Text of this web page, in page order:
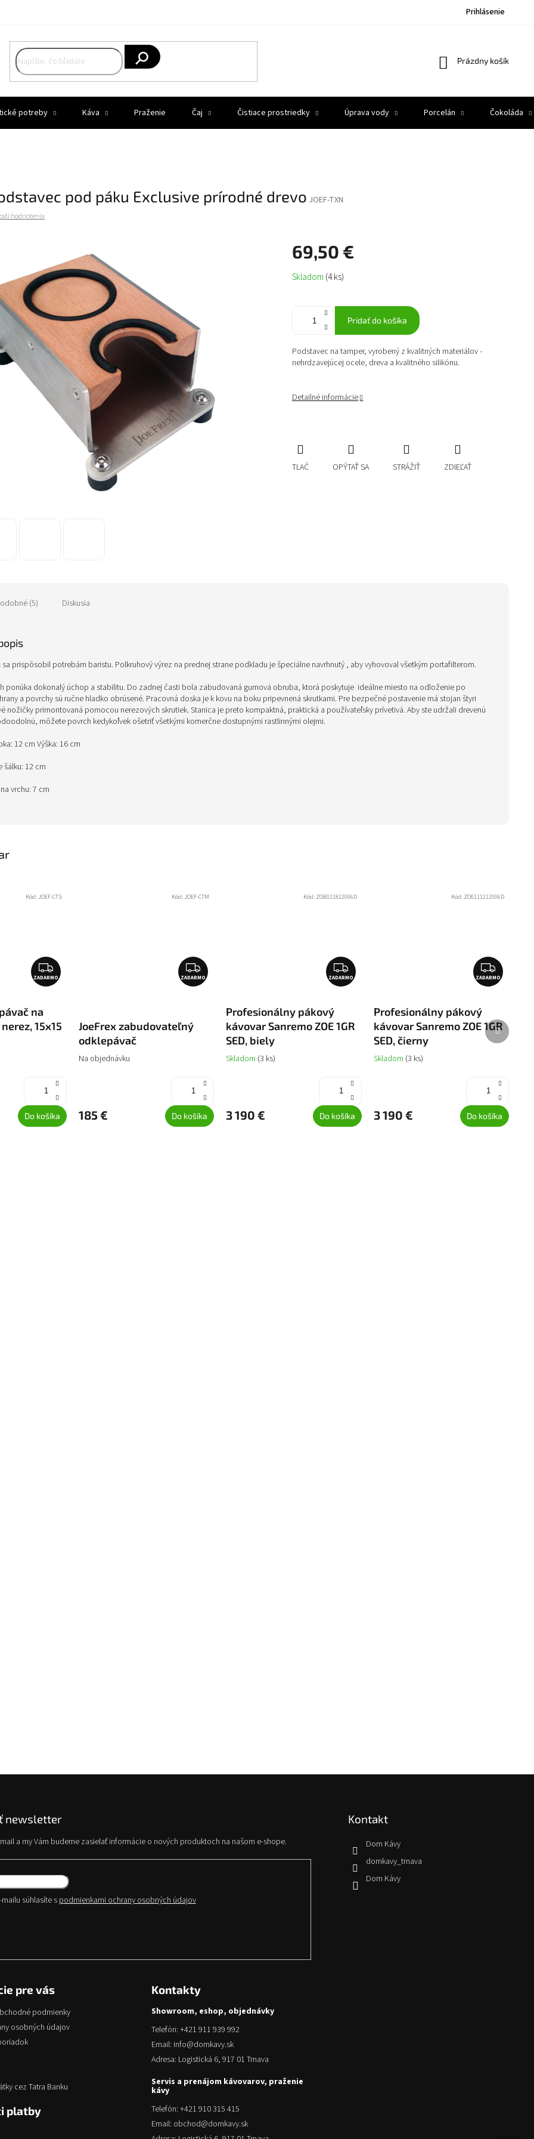
Prihlásenie
Hľadať
Nákupný
Prázdny košík
potreby Káva Praženie Čaj Čistiace prostriedky Úprava vody Porcelán Čokoláda
pod páku Exclusive prírodné drevo JOEF-TXN
hodnotenia
69,50 €
Jednotková
cena:
Skladom (4 ks)
Pridať do košíka
Podstavec na tamper, vyrobený z kvalitných materiálov -
nehrdzavejúcej ocele, dreva a kvalitného silikónu.
Detailné informácie
TLAČ OPÝTAŤ SA STRÁŽIŤ ZDIEĽAŤ
(5) Diskusia
prispôsobil potrebám baristu. Polkruhový výrez na prednej strane podkladu je špeciálne navrhnutý , aby vyhovoval všetkým portafilterom.
ponúka dokonalý úchop a stabilitu. Do zadnej časti bola zabudovaná gumová obruba, ktorá poskytuje ideálne miesto na odloženie po
a povrchy sú ručne hladko obrúsené. Pracovná doska je k kovu na boku pripevnená skrutkami. Pre bezpečné postavenie má stojan štyri
nožičky primontovaná pomocou nerezových skrutiek. Stanica je preto kompaktná, praktická a používateľsky prívetivá. Aby ste udržali drevenú
môžete povrch kedykoľvek ošetriť všetkými komerčne dostupnými rastlinnými olejmi.
12 cm Výška: 16 cm
šálku: 12 cm
vrchu: 7 cm
Z
A
R
ZADARMO
na
15x15
Do košíka
Kód:JOEF-CTS
Z
A
ZADARMO
JoeFrex zabudovateľný
odklepávač
Na objednávku
185 € Do košíka
Kód:JOEF-CTM
Z
A
R
ZADARMO
Profesionálny pákový
kávovar Sanremo ZOE 1GR
SED, biely
Skladom (3 ks)
3 190 € Do košíka
Kód: ZOB111812006D
Z
A
R
M
ZADARMO
Profesionálny pákový
kávovar Sanremo ZOE 1GR
SED, čierny
Skladom (3 ks)
3 190 € Do košíka
Kód: ZOE111212006D
Ďalší
produkt
newsletter
a my Vám budeme zasielať informácie o nových produktoch na našom e-shope.
súhlasíte spodmienkami ochrany osobných údajov
Kontakt
Dom Kávy
domkavy_trnava
Dom Kávy
pre vás
podmienky
osobných údajov
cez Tatra Banku
platby
Kontakty
Showroom, eshop, objednávky
Telefón: +421 911 939 992
Email: info@domkavy.sk
Adresa: Logistická 6, 917 01 Trnava
Servis a prenájom kávovarov, praženie
kávy
Telefón: +421 910 315 415
Email: obchod@domkavy.sk